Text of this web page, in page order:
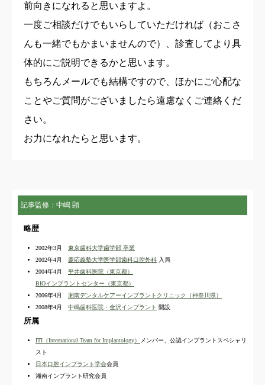
前向きになれると思いますよ。
一度ご相談だけでもいらしていただければ（おこさ
んも一緒でもかまいませんので）、診査してより具
体的にご説明できるかと思います。
もちろんメールでも結構ですので、ほかにご心配な
ことやご質問がございましたら遠慮なくご連絡くだ
さい。
お力になれたらと思います。
記事監修：中嶋 顕
略歴
2002年3月 東京歯科大学歯学部 卒業
2002年4月 慶応義塾大学医学部歯科口腔外科 入局
2004年4月 平井歯科医院（東京都）
BIOインプラントセンター（東京都）
2006年4月 湘南デンタルケアーインプラントクリニック（神奈川県）
2008年4月 中嶋歯科医院・金沢インプラント 開設
所属
ITI（International Team for Implantology）
メンバー、公認インプラントスペシャリ
スト
日本口腔インプラント学会会員
湘南インプラント研究会員